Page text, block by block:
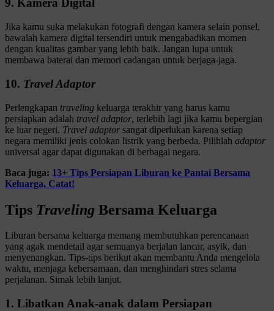
9. Kamera Digital
Jika kamu suka melakukan fotografi dengan kamera selain ponsel,
bawalah kamera digital tersendiri untuk mengabadikan momen
dengan kualitas gambar yang lebih baik. Jangan lupa untuk
membawa baterai dan memori cadangan untuk berjaga-jaga.
10. Travel Adaptor
Perlengkapan traveling keluarga terakhir yang harus kamu
persiapkan adalah travel adaptor, terlebih lagi jika kamu bepergian
ke luar negeri. Travel adaptor sangat diperlukan karena setiap
negara memiliki jenis colokan listrik yang berbeda. Pilihlah adaptor
universal agar dapat digunakan di berbagai negara.
Baca juga: 13+ Tips Persiapan Liburan ke Pantai Bersama
Keluarga, Catat!
Tips Traveling Bersama Keluarga
Liburan bersama keluarga memang membutuhkan perencanaan
yang agak mendetail agar semuanya berjalan lancar, asyik, dan
menyenangkan. Tips-tips berikut akan membantu Anda mengelola
waktu, menjaga kebersamaan, dan menghindari stres selama
perjalanan. Simak lebih lanjut.
1. Libatkan Anak-anak dalam Persiapan